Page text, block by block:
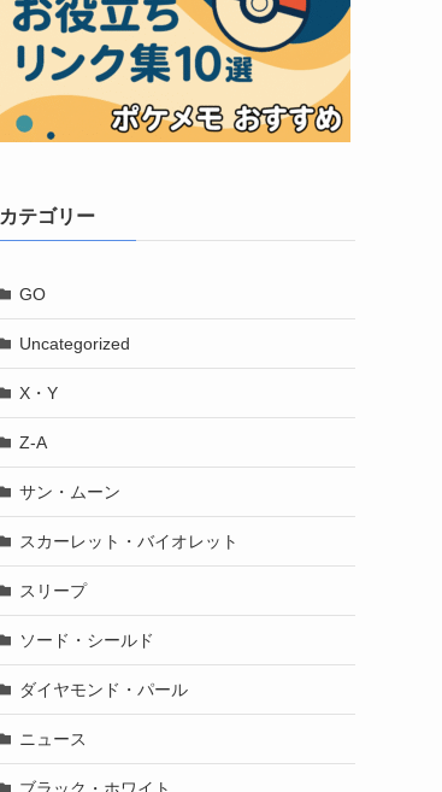
カテゴリー
GO
Uncategorized
X・Y
Z-A
サン・ムーン
スカーレット・バイオレット
スリープ
ソード・シールド
ダイヤモンド・パール
ニュース
ブラック・ホワイト